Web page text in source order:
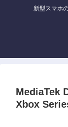
新型スマホ
MediaTek
Xbox